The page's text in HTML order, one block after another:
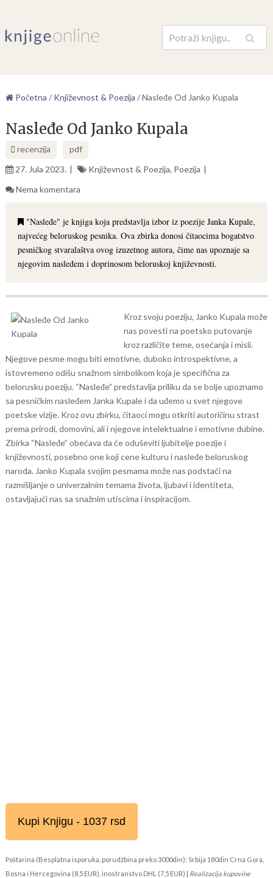
Pretraga
Početna / Književnost & Poezija /Nasleđe Od Janko Kupala
Nasleđe Od Janko Kupala
recenzija
pdf
27. Jula 2023.
Književnost & Poezija, Poezija
Nema komentara
"Nasleđe" je knjiga koja predstavlja izbor iz poezije Janka Kupale,
najvećeg beloruskog pesnika. Ova zbirka donosi čitaocima bogatstvo
pesničkog stvaralaštva ovog izuzetnog autora, čime nas upoznaje sa
njegovim nasleđem i doprinosom beloruskoj književnosti.
Kroz svoju poeziju, Janko Kupala može
nas povesti na poetsko putovanje
kroz različite teme, osećanja i misli.
Njegove pesme mogu biti emotivne, duboko introspektivne, a
istovremeno odišu snažnom simbolikom koja je specifična za
belorusku poeziju. “Nasleđe” predstavlja priliku da se bolje upoznamo
sa pesničkim nasleđem Janka Kupale i da uđemo u svet njegove
poetske vizije. Kroz ovu zbirku, čitaoci mogu otkriti autoričinu strast
prema prirodi, domovini, ali i njegove intelektualne i emotivne dubine.
Zbirka “Nasleđe” obećava da će oduševiti ljubitelje poezije i
književnosti, posebno one koji cene kulturu i nasleđe beloruskog
naroda. Janko Kupala svojim pesmama može nas podstaći na
razmišljanje o univerzalnim temama života, ljubavi i identiteta,
ostavljajući nas sa snažnim utiscima i inspiracijom.
Kupi Knjigu - 1037 rsd
Poštarina (Besplatna isporuka, porudžbina preko 3000din): Srbija 180din Crna Gora,
Bosna i Hercegovina (8,5 EUR), inostranstvo DHL (7,5 EUR) | Realizacija kupovine